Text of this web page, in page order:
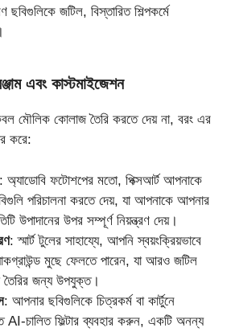
ছবিগুলিকে জটিল, বিস্তারিত শিল্পকর্মে
এবং কাস্টমাইজেশন
মৌলিক কোলাজ তৈরি করতে দেয় না, বরং এর
করে:
: অ্যাডোবি ফটোশপের মতো, পিক্সআর্ট আপনাকে
পরিচালনা করতে দেয়, যা আপনাকে আপনার
উপাদানের উপর সম্পূর্ণ নিয়ন্ত্রণ দেয়।
: স্মার্ট টুলের সাহায্যে, আপনি স্বয়ংক্রিয়ভাবে
মুছে ফেলতে পারেন, যা আরও জটিল
তৈরির জন্য উপযুক্ত।
: আপনার ছবিগুলিকে চিত্রকর্ম বা কার্টুনে
AI-চালিত ফিল্টার ব্যবহার করুন, একটি অনন্য